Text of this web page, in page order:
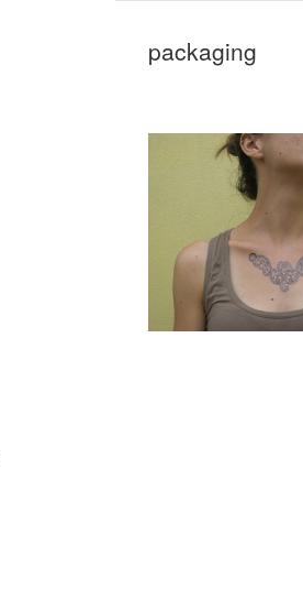
packaging